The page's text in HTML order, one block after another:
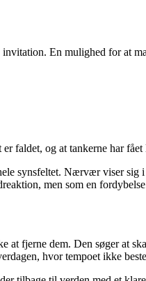
En mulighed for at
faldet, og at tankerne har fået
synsfeltet. Nærvær viser sig
men som en
fjerne dem. Den søger at
hvor tempoet ikke